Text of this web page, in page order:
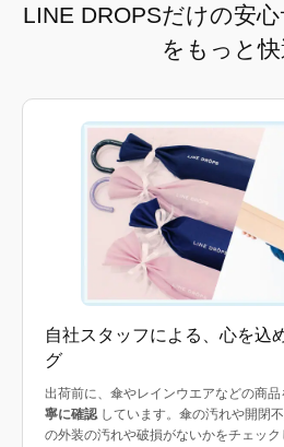
LINE DROPSだけの安
をもっと快
自社スタッフによる、心を込
グ
出荷前に、傘やレインウエアなどの商品
寧に確認しています。傘の汚れや開閉
の外装の汚れや破損がないかをチェック